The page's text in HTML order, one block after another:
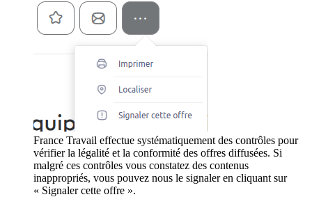
France Travail effectue systématiquement des contrôles pour
vérifier la légalité et la conformité des offres diffusées. Si
malgré ces contrôles vous constatez des contenus
inappropriés, vous pouvez nous le signaler en cliquant sur
« Signaler cette offre ».